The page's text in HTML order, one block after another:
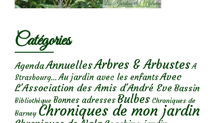
Catégories
AgendaAnnuellesArbres & Arbustes A
Strasbourg... Au jardin avec les enfantsAvec
L'Association des Amis d'André Eve Bassin
Bibliothèque Bonnes adresses Bulbes Chroniques de
Barney Chroniques de mon jardin